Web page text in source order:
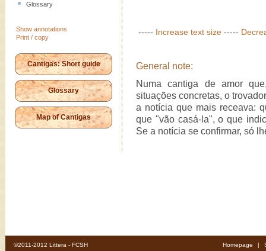
Glossary
Show annotations
Print / copy
Cantigas: Short guide
Glossary
Map of Cantigas
----- Increase text size -----
General note:
Numa cantiga de amor
situações concretas, o
a notícia que mais receava:
que "vão casá-la", o que
Se a notícia se confirmar, só
©2011-2012 Littera - FCSH Homepage |